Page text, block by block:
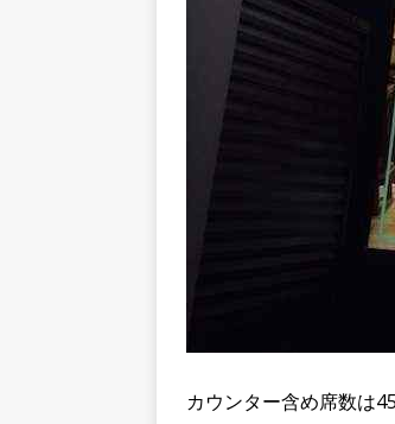
カウンター含め席数は